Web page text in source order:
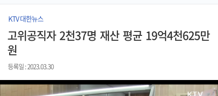
KTV 대한뉴스
고위공직자 2천37명 재산 평균 19억4천625만
원
등록일 : 2023.03.30